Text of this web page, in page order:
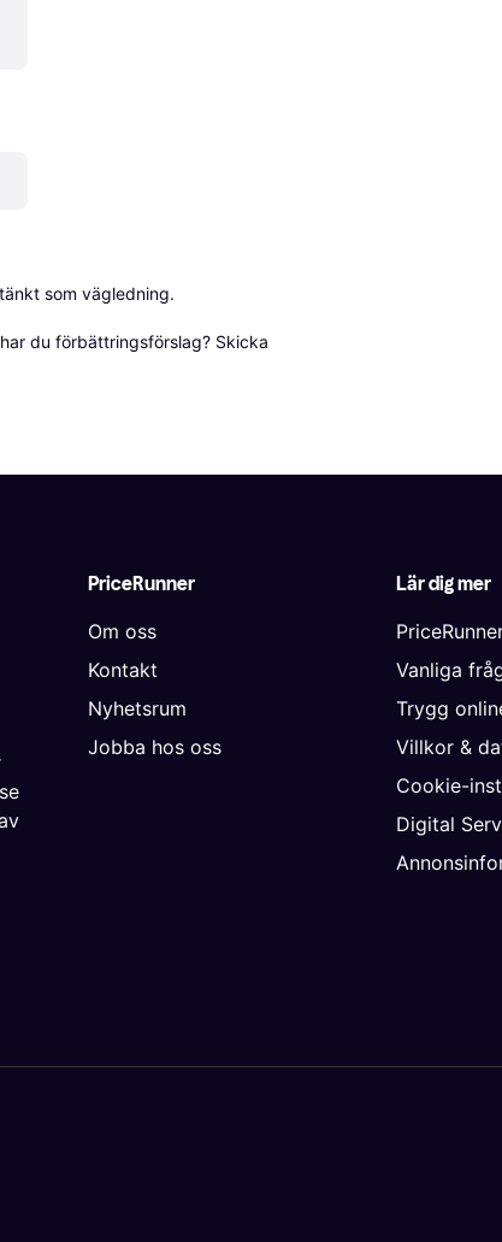
som vägledning.
du förbättringsförslag? Skicka
PriceRunner
Om oss
Kontakt
Nyhetsrum
Jobba hos oss
Lär dig mer
Vanliga
Trygg
Villkor &
Cookie-
Digital